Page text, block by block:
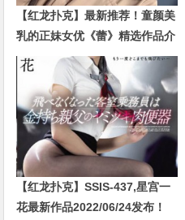
【红龙扑克】最新推荐！童颜美
乳的正妹女优《蕾》精选作品介
绍……
【红龙扑克】SSIS-437,星宫一
花最新作品2022/06/24发布！